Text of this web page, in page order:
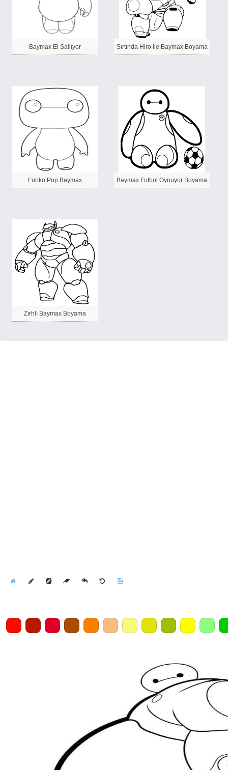
Baymax El Sallıyor Sırtında Hiro ile Baymax Boyama
Funko Pop Baymax Baymax Futbol Oynuyor Boyama
Zırhlı Baymax Boyama